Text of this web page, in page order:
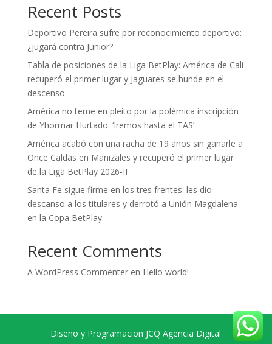
Recent Posts
Deportivo Pereira sufre por reconocimiento deportivo:
¿jugará contra Junior?
Tabla de posiciones de la Liga BetPlay: América de Cali
recuperó el primer lugar y Jaguares se hunde en el
descenso
América no teme en pleito por la polémica inscripción
de Yhormar Hurtado: ‘Iremos hasta el TAS’
América acabó con una racha de 19 años sin ganarle a
Once Caldas en Manizales y recuperó el primer lugar
de la Liga BetPlay 2026-II
Santa Fe sigue firme en los tres frentes: les dio
descanso a los titulares y derrotó a Unión Magdalena
en la Copa BetPlay
Recent Comments
A WordPress Commenteren Hello world!
Diseño y Programacion JCQ Agencia Digital